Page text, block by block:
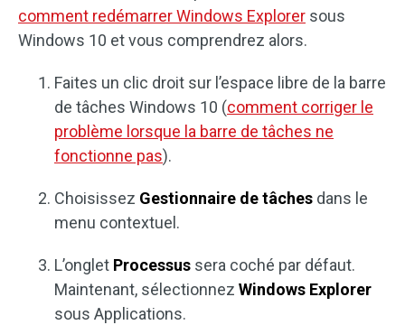
comment redémarrer Windows Explorer sous
Windows 10 et vous comprendrez alors.
Faites un clic droit sur l’espace libre de la barre
de tâches Windows 10 (comment corriger le
problème lorsque la barre de tâches ne
fonctionne pas).
Choisissez Gestionnaire de tâches dans le
menu contextuel.
L’onglet Processus sera coché par défaut.
Maintenant, sélectionnez Windows Explorer
sous Applications.